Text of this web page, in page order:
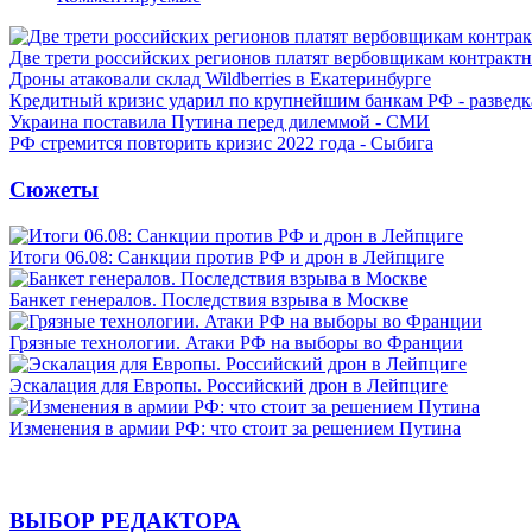
Две трети российских регионов платят вербовщикам
Дроны атаковали склад Wildberries в Екатеринбурге
Кредитный кризис ударил по крупнейшим банкам РФ -
Украина поставила Путина перед дилеммой - СМИ
РФ стремится повторить кризис 2022 года - Сыбига
Сюжеты
Итоги 06.08: Санкции против РФ и дрон в Лейпциге
Банкет генералов. Последствия взрыва в Москве
Грязные технологии. Атаки РФ на выборы во Франции
Эскалация для Европы. Российский дрон в Лейпциге
Изменения в армии РФ: что стоит за решением Путина
ВЫБОР РЕДАКТОРА